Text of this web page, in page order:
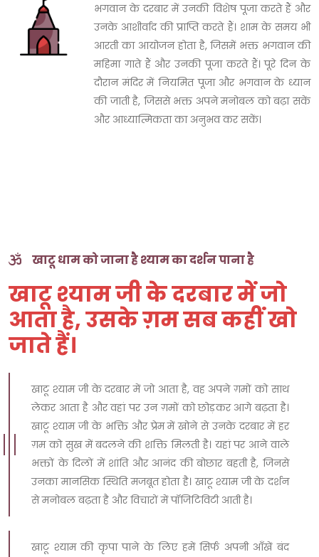
भगवान के दरबार में उनकी विशेष पूजा करते हैं और
उनके आशीर्वाद की प्राप्ति करते हैं। शाम के समय भी
आरती का आयोजन होता है, जिसमें भक्त भगवान की
महिमा गाते हैं और उनकी पूजा करते हैं। पूरे दिन के
दौरान मंदिर में नियमित पूजा और भगवान के ध्यान
की जाती है, जिससे भक्त अपने मनोबल को बढ़ा सकें
और आध्यात्मिकता का अनुभव कर सकें।
खाटू धाम को जाना है श्याम का दर्शन पाना है
खाटू श्याम जी के दरबार में जो
आता है, उसके ग़म सब कहीं खो
जाते हैं।
खाटू श्याम जी के दरबार में जो आता है, वह अपने ग़मों को साथ
लेकर आता है और वहां पर उन ग़मों को छोड़कर आगे बढ़ता है।
खाटू श्याम जी के भक्ति और प्रेम में खोने से उनके दरबार में हर
ग़म को सुख में बदलने की शक्ति मिलती है। यहां पर आने वाले
भक्तों के दिलों में शांति और आनंद की बोछार बहती है, जिनसे
उनका मानसिक स्थिति मजबूत होता है। खाटू श्याम जी के दर्शन
से मनोबल बढ़ता है और विचारों में पॉजिटिविटी आती है।
खाटू श्याम की कृपा पाने के लिए हमें सिर्फ अपनी आँखें बंद